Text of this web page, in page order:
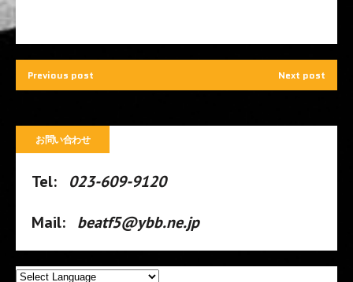
Previous post Next post
お問い合わせ
Tel: 023-609-9120
Mail: beatf5@ybb.ne.jp